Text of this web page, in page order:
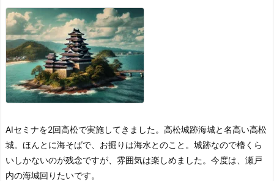
AIセミナを2回高松で実施してきました。 高松城跡海城と名高い高松
城。ほんとに海そばで、お掘りは海水とのこと。城跡なので櫓くら
いしかないのが残念ですが、雰囲気は楽しめました。今度は、瀬戸
内の海城回りたいです。